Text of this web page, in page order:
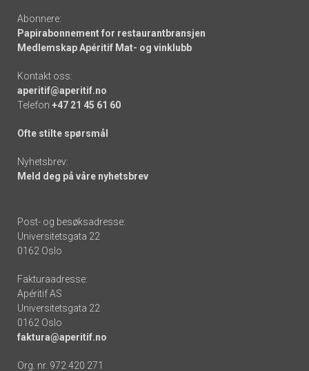
Abonnere:
Papirabonnement for restaurantbransjen
Medlemskap Apéritif Mat- og vinklubb
Kontakt oss:
aperitif@aperitif.no
Telefon +47 21 45 61 60
Ofte stilte spørsmål
Nyhetsbrev:
Meld deg på våre nyhetsbrev
Post- og besøksadresse:
Universitetsgata 22
0162 Oslo
Fakturaadresse:
Apéritif AS
Universitetsgata 22
0162 Oslo
faktura@aperitif.no
Org. nr. 972 420 271